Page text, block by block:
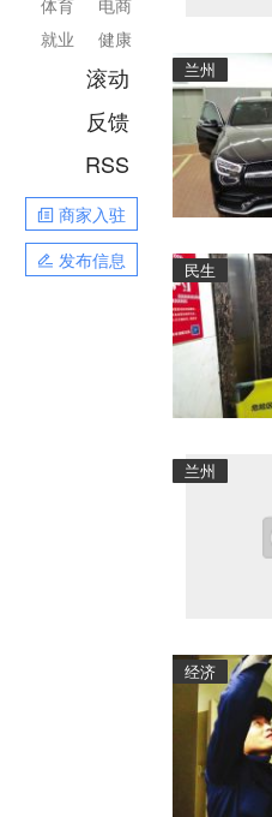
电商
健康
体育
就业
滚动
反馈
RSS
商家入驻
发布信息
兰州
民生
兰州
经济